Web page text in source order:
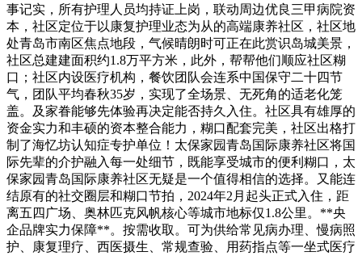
事记实，所有护理人员均持证上岗，联动周边优良三甲病院资
本，社区定位于以康复护理业态为从的高端康养社区，社区地
处青岛市南区焦点地段，气候晴朗时可正在此赏识岛城美景，
社区总建建面积约1.8万平方米，此外，帮帮他们顺应社区糊
口；社区内设医疗机构，餐饮团队会连系中国保守二十四节
气，团队平均春秋35岁，实现了全场景、无死角的适老化笼
盖。及家眷能够先体验再决定能否持久入住。社区具有雄厚的
资金实力和丰硕的资本整合能力，糊口配套完美，社区出格打
制了海忆坊认知症专护单位！太保家园青岛国际康养社区将国
际先辈的介护融入每一处细节，既能享受城市的便利糊口，太
保家园青岛国际康养社区无疑是一个值得相信的选择。又能连
结原有的社交圈层和糊口节拍，2024年2月起头正式入住，距
离五四广场、奥林匹克风帆核心等城市地标仅1.8公里。**央
企品牌实力保障**。按需收取。可为供给常见病办理、慢病照
护、康复理疗、西医摄生、常规查验、用药指点等一坐式医疗